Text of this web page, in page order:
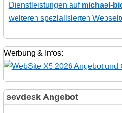
Dienstleistungen auf michael-
weiteren spezialisierten
Werbung & Infos:
sevdesk Angebot